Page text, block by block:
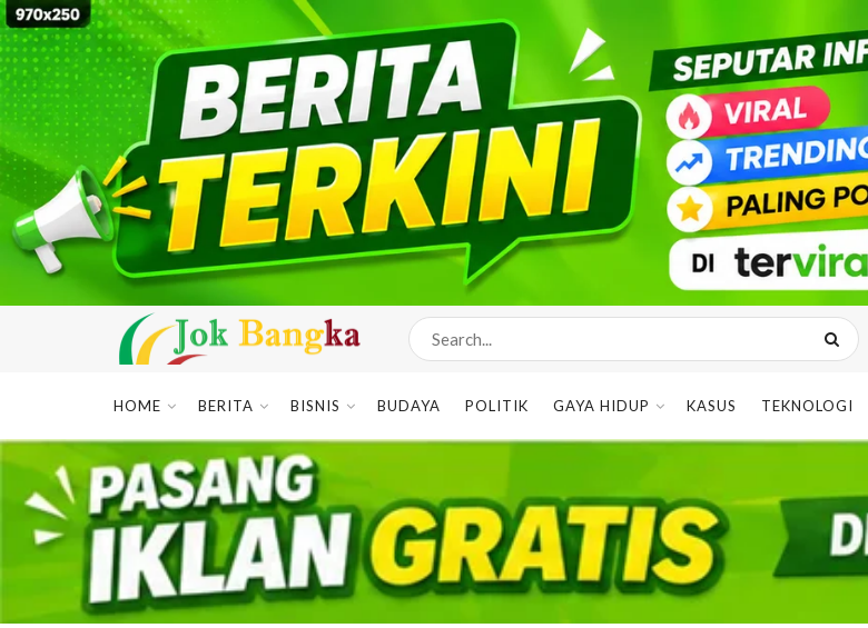
HOME BERITA BISNIS BUDAYA POLITIK GAYA HIDUP KASUS TEKNOLOGI